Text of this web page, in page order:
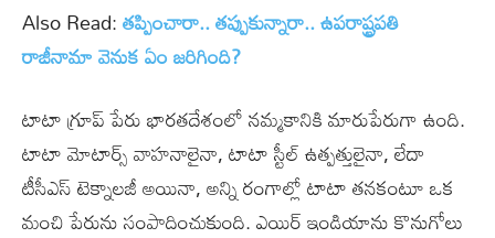
Also Read:తప్పించారా.. తప్పుకున్నారా.. ఉపరాష్ట్రపతి
రాజీనామా వెనుక ఏం జరిగింది?
టాటా గ్రూప్ పేరు భారతదేశంలో నమ్మకానికి మారుపేరుగా ఉంది.
టాటా మోటార్స్ వాహనాలైనా, టాటా స్టీల్ ఉత్పత్తులైనా, లేదా
టీసీఎస్ టెక్నాలజీ అయినా, అన్ని రంగాల్లో టాటా తనకంటూ ఒక
మంచి పేరును సంపాదించుకుంది. ఎయిర్ ఇండియాను కొనుగోలు